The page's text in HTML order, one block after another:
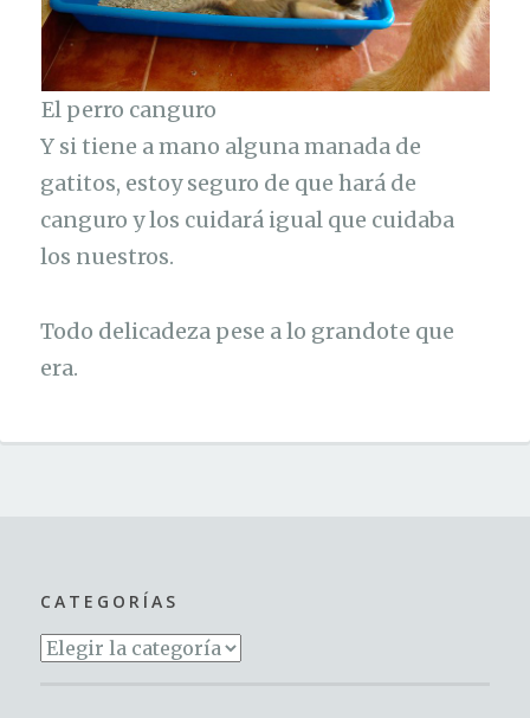
El perro canguro
Y si tiene a mano alguna manada de
gatitos, estoy seguro de que hará de
canguro y los cuidará igual que cuidaba
los nuestros.
Todo delicadeza pese a lo grandote que
era.
CATEGORÍAS
Categorías